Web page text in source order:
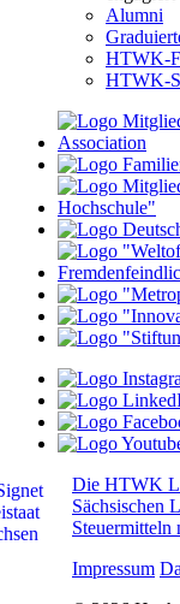
Alumni
HTWK-
HTWK-
Die HTWK
Sächsischen
Steuermitteln
Impressum